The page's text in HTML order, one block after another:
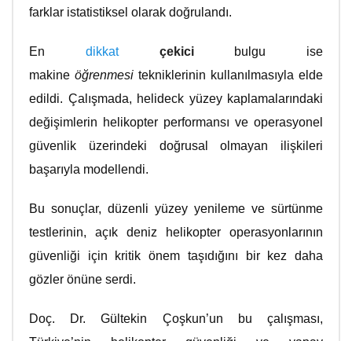
farklar istatistiksel olarak doğrulandı.
En dikkat çekicibulgu ise
makine öğrenmesi tekniklerinin kullanılmasıyla elde
edildi. Çalışmada, helideck yüzey kaplamalarındaki
değişimlerin helikopter performansı ve operasyonel
güvenlik üzerindeki doğrusal olmayan ilişkileri
başarıyla modellendi.
Bu sonuçlar, düzenli yüzey yenileme ve sürtünme
testlerinin, açık deniz helikopter operasyonlarının
güvenliği için kritik önem taşıdığını bir kez daha
gözler önüne serdi.
Doç. Dr. Gültekin Çoşkun’un bu çalışması,